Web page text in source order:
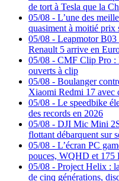
de tort à Tesla que la
05/08 - L’une des
quasiment à moitié prix
05/08 - Leapmotor B03
Renault 5 arrive en
05/08 - CMF Clip Pro :
ouverts à clip
05/08 - Boulanger
Xiaomi Redmi 17 avec
05/08 - Le speedbike
des records en 2026
05/08 - DJI Mic Mini
flottant débarquent sur
05/08 - L’écran PC
pouces, WQHD et 175
05/08 - Project Helix :
de cinq générations,